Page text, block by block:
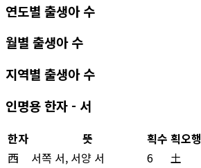
연도별 출생아 수
월별 출생아 수
지역별 출생아 수
인명용 한자 - 서
한자 뜻 획수 획오행
西
서쪽 서, 서양 서 6 土